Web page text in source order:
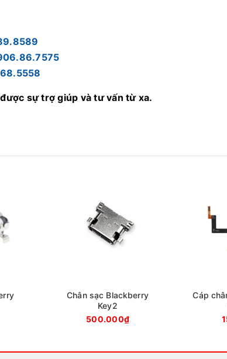
sự trợ giúp và tư vấn từ xa.
Chân sạc Blackberry
Key2
500.000₫
Cáp